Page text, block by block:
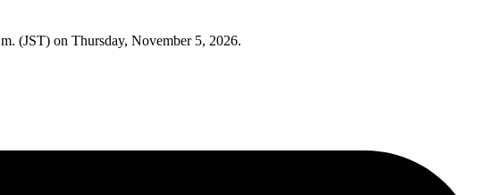
(JST) on Thursday, November 5, 2026.